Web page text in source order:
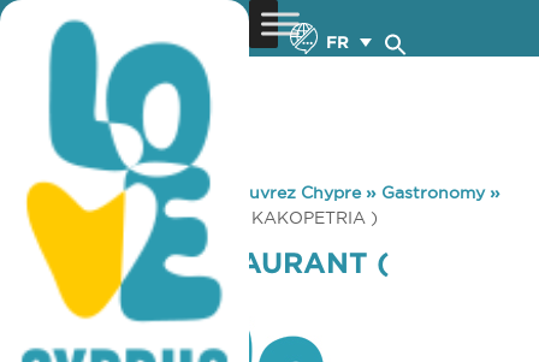
FR
You are here: Home »Découvrez Chypre» Gastronomy»
PLATINUM RESTAURANT ( KAKOPETRIA )
PLATINUM RESTAURANT (
KAKOPETRIA )